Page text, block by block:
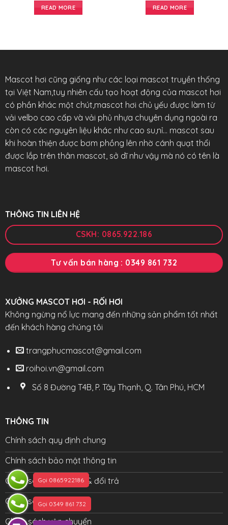
READ MORE READ MORE
Mascot hơi cũng giống như các loại mascot truyền thống
tại Việt Nam,tuy nhiên cấu tạo hoạt động của mascot hơi
có phần khác một chút,mascot hơi chủ yếu được làm từ
vải velbo cao cấp và vải phủ nhựa chuyên dụng ngoài ra
còn có các nguyên liệu khác như cao su,nỉ… mascot sau
khi hoàn thiện được bơm phồng lên nhờ cánh quạt thổi
được lắp trên thân mascot, sở dĩ như vậy mà nó có tên là
mascot hơi.
THÔNG TIN LIÊN HỆ
CSKH: 0865.922.186
Tư vấn bán hàng : 0349 861 732
XƯỞNG MASCOT HƠI - RỐI HƠI
Không ngừng nổ lực mang đến những sản phẩm tốt nhất
đến khách hàng chúng tôi
trangphucmascot@gmail.com
roihoi.vn@gmail.com
Số 8 Đường T4B, P. Tây Thạnh, Q. Tân Phú, HCM
THÔNG TIN
Chính sách quy định chung
Chính sách bảo mật thông tin
Chính sách bảo hành & đổi trả
Chính sách đại lý
Chính sách vận chuyển
Gọi 0865922186
Gọi 0349 861 732